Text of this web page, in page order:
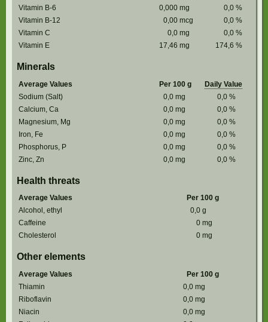
Vitamin B-6
0,000 mg 0,0 %
Vitamin B-12
0,00 mcg 0,0 %
Vitamin C
0,0 mg 0,0 %
Vitamin E
17,46 mg 174,6 %
Minerals
Average Values Per 100 g
Daily Value
Sodium (Salt)
0,0 mg 0,0 %
Calcium, Ca
0,0 mg 0,0 %
Magnesium, Mg
0,0 mg 0,0 %
Iron, Fe
0,0 mg 0,0 %
Phosphorus, P
0,0 mg 0,0 %
Zinc, Zn
0,0 mg 0,0 %
Health threats
Average Values
Per 100 g
Alcohol, ethyl
0,0 g
Caffeine
0 mg
Cholesterol
0 mg
Other elements
Average Values
Per 100 g
Thiamin
0,0 mg
Riboflavin
0,0 mg
Niacin
0,0 mg